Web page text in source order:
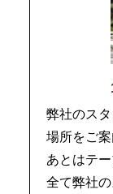
弊社のス
場所をご案
あとはテ
全て弊社の